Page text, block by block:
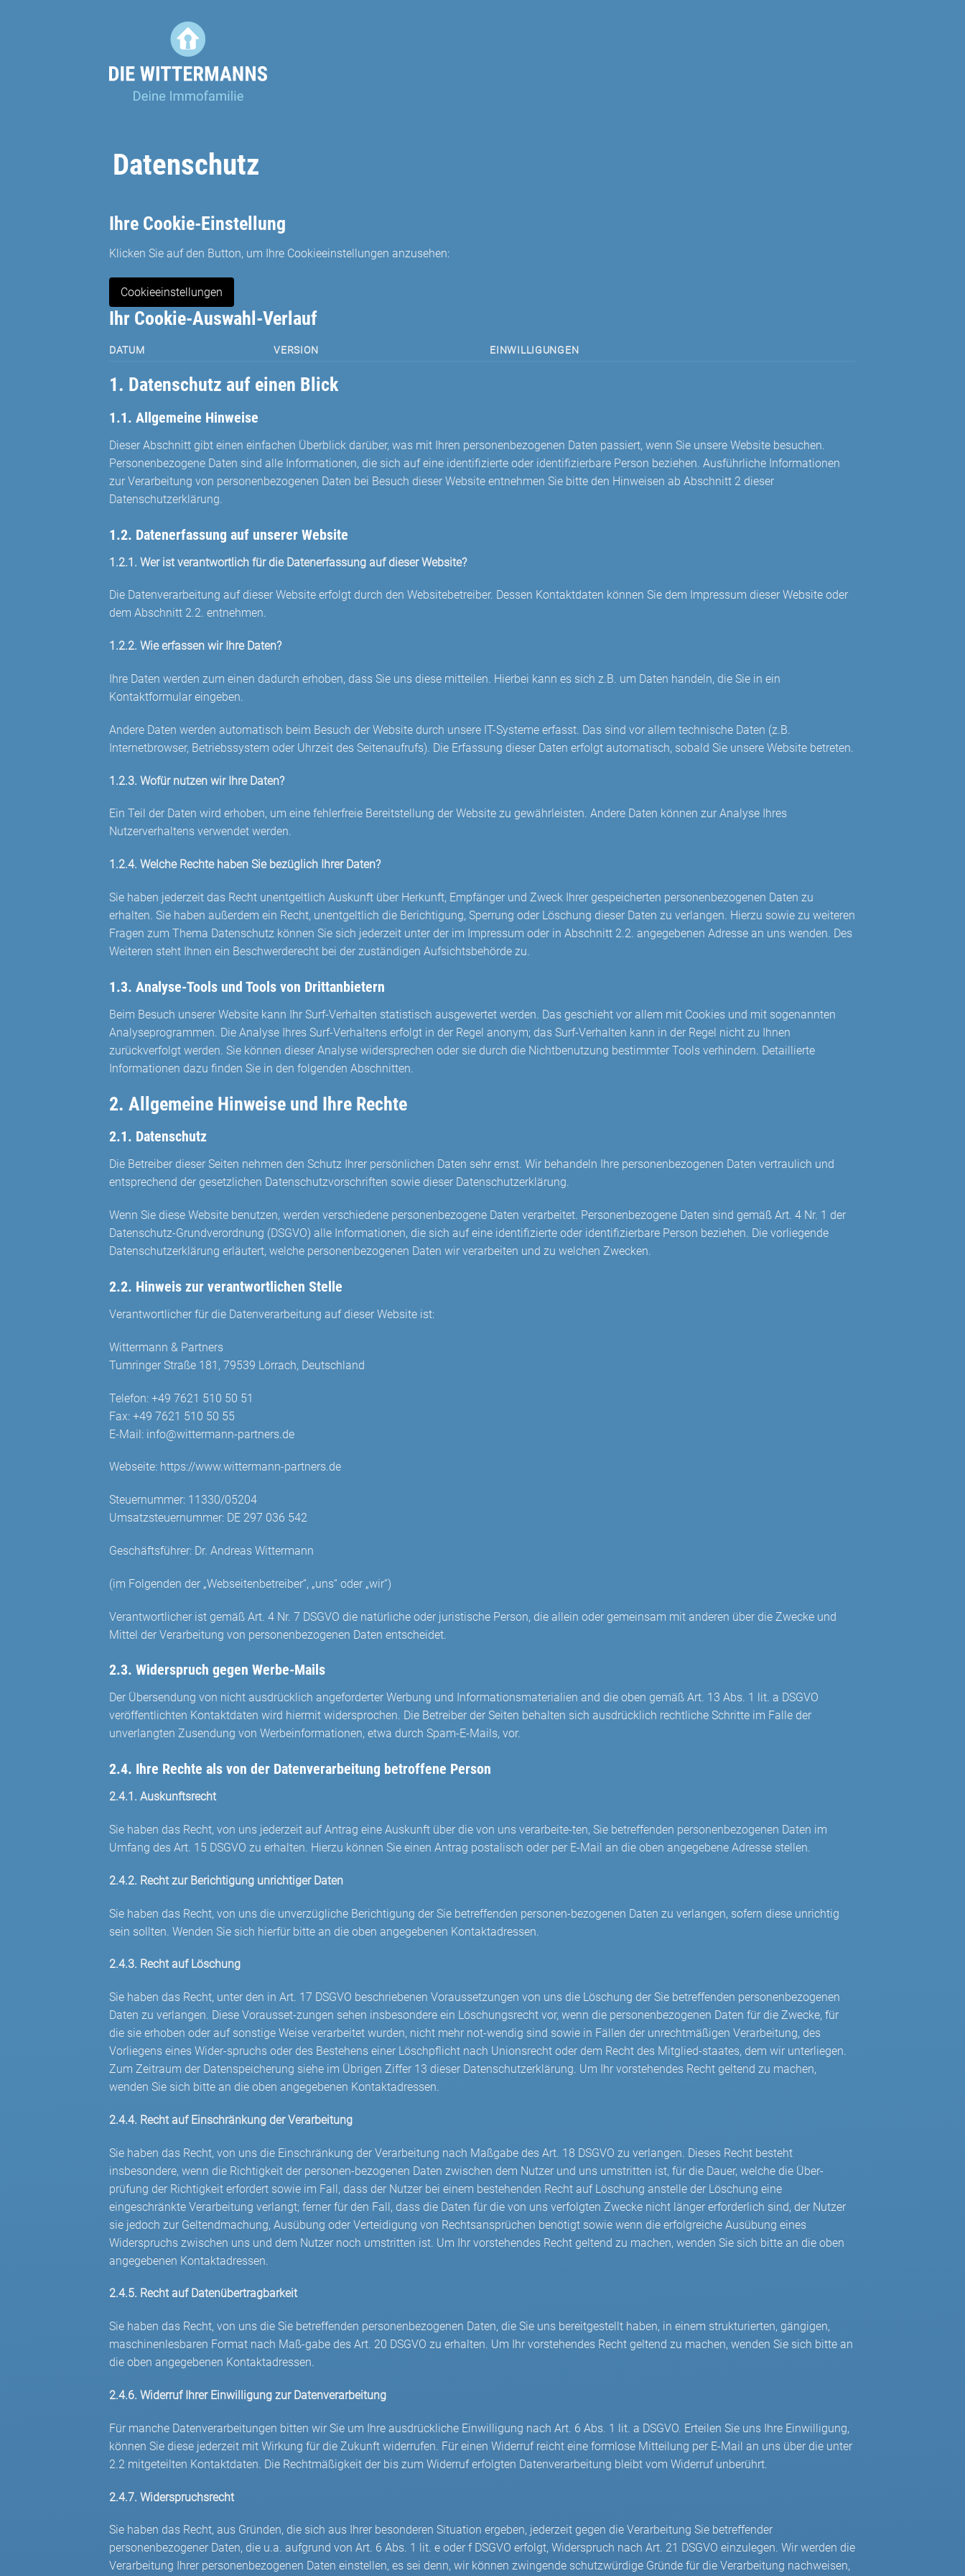
Datenschutz
Ihre Cookie-Einstellung
Klicken Sie auf den Button, um Ihre Cookieeinstellungen anzusehen:
Cookieeinstellungen
Ihr Cookie-Auswahl-Verlauf
DATUM VERSION EINWILLIGUNGEN
1. Datenschutz auf einen Blick
1.1. Allgemeine Hinweise
Dieser Abschnitt gibt einen einfachen Überblick darüber, was mit Ihren personenbezogenen Daten passiert, wenn Sie unsere Website besuchen.
Personenbezogene Daten sind alle Informationen, die sich auf eine identifizierte oder identifizierbare Person beziehen. Ausführliche Informationen
zur Verarbeitung von personenbezogenen Daten bei Besuch dieser Website entnehmen Sie bitte den Hinweisen ab Abschnitt 2 dieser
Datenschutzerklärung.
1.2. Datenerfassung auf unserer Website
1.2.1. Wer ist verantwortlich für die Datenerfassung auf dieser Website?
Die Datenverarbeitung auf dieser Website erfolgt durch den Websitebetreiber. Dessen Kontaktdaten können Sie dem Impressum dieser Website oder
dem Abschnitt 2.2. entnehmen.
1.2.2. Wie erfassen wir Ihre Daten?
Ihre Daten werden zum einen dadurch erhoben, dass Sie uns diese mitteilen. Hierbei kann es sich z.B. um Daten handeln, die Sie in ein
Kontaktformular eingeben.
Andere Daten werden automatisch beim Besuch der Website durch unsere IT-Systeme erfasst. Das sind vor allem technische Daten (z.B.
Internetbrowser, Betriebssystem oder Uhrzeit des Seitenaufrufs). Die Erfassung dieser Daten erfolgt automatisch, sobald Sie unsere Website betreten.
1.2.3. Wofür nutzen wir Ihre Daten?
Ein Teil der Daten wird erhoben, um eine fehlerfreie Bereitstellung der Website zu gewährleisten. Andere Daten können zur Analyse Ihres
Nutzerverhaltens verwendet werden.
1.2.4. Welche Rechte haben Sie bezüglich Ihrer Daten?
Sie haben jederzeit das Recht unentgeltlich Auskunft über Herkunft, Empfänger und Zweck Ihrer gespeicherten personenbezogenen Daten zu
erhalten. Sie haben außerdem ein Recht, unentgeltlich die Berichtigung, Sperrung oder Löschung dieser Daten zu verlangen. Hierzu sowie zu weiteren
Fragen zum Thema Datenschutz können Sie sich jederzeit unter der im Impressum oder in Abschnitt 2.2. angegebenen Adresse an uns wenden. Des
Weiteren steht Ihnen ein Beschwerderecht bei der zuständigen Aufsichtsbehörde zu.
1.3. Analyse-Tools und Tools von Drittanbietern
Beim Besuch unserer Website kann Ihr Surf-Verhalten statistisch ausgewertet werden. Das geschieht vor allem mit Cookies und mit sogenannten
Analyseprogrammen. Die Analyse Ihres Surf-Verhaltens erfolgt in der Regel anonym; das Surf-Verhalten kann in der Regel nicht zu Ihnen
zurückverfolgt werden. Sie können dieser Analyse widersprechen oder sie durch die Nichtbenutzung bestimmter Tools verhindern. Detaillierte
Informationen dazu finden Sie in den folgenden Abschnitten.
2. Allgemeine Hinweise und Ihre Rechte
2.1. Datenschutz
Die Betreiber dieser Seiten nehmen den Schutz Ihrer persönlichen Daten sehr ernst. Wir behandeln Ihre personenbezogenen Daten vertraulich und
entsprechend der gesetzlichen Datenschutzvorschriften sowie dieser Datenschutzerklärung.
Wenn Sie diese Website benutzen, werden verschiedene personenbezogene Daten verarbeitet. Personenbezogene Daten sind gemäß Art. 4 Nr. 1 der
Datenschutz-Grundverordnung (DSGVO) alle Informationen, die sich auf eine identifizierte oder identifizierbare Person beziehen. Die vorliegende
Datenschutzerklärung erläutert, welche personenbezogenen Daten wir verarbeiten und zu welchen Zwecken.
2.2. Hinweis zur verantwortlichen Stelle
Verantwortlicher für die Datenverarbeitung auf dieser Website ist:
Wittermann & Partners
Tumringer Straße 181, 79539 Lörrach, Deutschland
Telefon: +49 7621 510 50 51
Fax: +49 7621 510 50 55
E-Mail: info@wittermann-partners.de
Webseite: https://www.wittermann-partners.de
Steuernummer: 11330/05204
Umsatzsteuernummer: DE 297 036 542
Geschäftsführer: Dr. Andreas Wittermann
(im Folgenden der „Webseitenbetreiber“, „uns“ oder „wir“)
Verantwortlicher ist gemäß Art. 4 Nr. 7 DSGVO die natürliche oder juristische Person, die allein oder gemeinsam mit anderen über die Zwecke und
Mittel der Verarbeitung von personenbezogenen Daten entscheidet.
2.3. Widerspruch gegen Werbe-Mails
Der Übersendung von nicht ausdrücklich angeforderter Werbung und Informationsmaterialien and die oben gemäß Art. 13 Abs. 1 lit. a DSGVO
veröffentlichten Kontaktdaten wird hiermit widersprochen. Die Betreiber der Seiten behalten sich ausdrücklich rechtliche Schritte im Falle der
unverlangten Zusendung von Werbeinformationen, etwa durch Spam-E-Mails, vor.
2.4. Ihre Rechte als von der Datenverarbeitung betroffene Person
2.4.1. Auskunftsrecht
Sie haben das Recht, von uns jederzeit auf Antrag eine Auskunft über die von uns verarbeite-ten, Sie betreffenden personenbezogenen Daten im
Umfang des Art. 15 DSGVO zu erhalten. Hierzu können Sie einen Antrag postalisch oder per E-Mail an die oben angegebene Adresse stellen.
2.4.2. Recht zur Berichtigung unrichtiger Daten
Sie haben das Recht, von uns die unverzügliche Berichtigung der Sie betreffenden personen-bezogenen Daten zu verlangen, sofern diese unrichtig
sein sollten. Wenden Sie sich hierfür bitte an die oben angegebenen Kontaktadressen.
2.4.3. Recht auf Löschung
Sie haben das Recht, unter den in Art. 17 DSGVO beschriebenen Voraussetzungen von uns die Löschung der Sie betreffenden personenbezogenen
Daten zu verlangen. Diese Vorausset-zungen sehen insbesondere ein Löschungsrecht vor, wenn die personenbezogenen Daten für die Zwecke, für
die sie erhoben oder auf sonstige Weise verarbeitet wurden, nicht mehr not-wendig sind sowie in Fällen der unrechtmäßigen Verarbeitung, des
Vorliegens eines Wider-spruchs oder des Bestehens einer Löschpflicht nach Unionsrecht oder dem Recht des Mitglied-staates, dem wir unterliegen.
Zum Zeitraum der Datenspeicherung siehe im Übrigen Ziffer 13 dieser Datenschutzerklärung. Um Ihr vorstehendes Recht geltend zu machen,
wenden Sie sich bitte an die oben angegebenen Kontaktadressen.
2.4.4. Recht auf Einschränkung der Verarbeitung
Sie haben das Recht, von uns die Einschränkung der Verarbeitung nach Maßgabe des Art. 18 DSGVO zu verlangen. Dieses Recht besteht
insbesondere, wenn die Richtigkeit der personen-bezogenen Daten zwischen dem Nutzer und uns umstritten ist, für die Dauer, welche die Über-
prüfung der Richtigkeit erfordert sowie im Fall, dass der Nutzer bei einem bestehenden Recht auf Löschung anstelle der Löschung eine
eingeschränkte Verarbeitung verlangt; ferner für den Fall, dass die Daten für die von uns verfolgten Zwecke nicht länger erforderlich sind, der Nutzer
sie jedoch zur Geltendmachung, Ausübung oder Verteidigung von Rechtsansprüchen benötigt sowie wenn die erfolgreiche Ausübung eines
Widerspruchs zwischen uns und dem Nutzer noch umstritten ist. Um Ihr vorstehendes Recht geltend zu machen, wenden Sie sich bitte an die oben
angegebenen Kontaktadressen.
2.4.5. Recht auf Datenübertragbarkeit
Sie haben das Recht, von uns die Sie betreffenden personenbezogenen Daten, die Sie uns bereitgestellt haben, in einem strukturierten, gängigen,
maschinenlesbaren Format nach Maß-gabe des Art. 20 DSGVO zu erhalten. Um Ihr vorstehendes Recht geltend zu machen, wenden Sie sich bitte an
die oben angegebenen Kontaktadressen.
2.4.6. Widerruf Ihrer Einwilligung zur Datenverarbeitung
Für manche Datenverarbeitungen bitten wir Sie um Ihre ausdrückliche Einwilligung nach Art. 6 Abs. 1 lit. a DSGVO. Erteilen Sie uns Ihre Einwilligung,
können Sie diese jederzeit mit Wirkung für die Zukunft widerrufen. Für einen Widerruf reicht eine formlose Mitteilung per E-Mail an uns über die unter
2.2 mitgeteilten Kontaktdaten. Die Rechtmäßigkeit der bis zum Widerruf erfolgten Datenverarbeitung bleibt vom Widerruf unberührt.
2.4.7. Widerspruchsrecht
Sie haben das Recht, aus Gründen, die sich aus Ihrer besonderen Situation ergeben, jederzeit gegen die Verarbeitung Sie betreffender
personenbezogener Daten, die u.a. aufgrund von Art. 6 Abs. 1 lit. e oder f DSGVO erfolgt, Widerspruch nach Art. 21 DSGVO einzulegen. Wir werden die
Verarbeitung Ihrer personenbezogenen Daten einstellen, es sei denn, wir können zwingende schutzwürdige Gründe für die Verarbeitung nachweisen,